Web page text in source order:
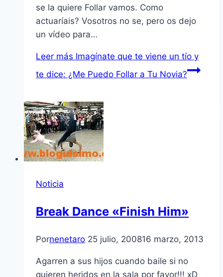
se la quiere Follar vamos. Como
actuaríais? Vosotros no se, pero os dejo
un vídeo para…
Leer más Imagínate que te viene un tío y
te dice: ¿Me Puedo Follar a Tu Novia?
Noticia
Break Dance «Finish Him»
Pornenetaro 25 julio, 200816 marzo, 2013
Agarren a sus hijos cuando baile si no
quieren heridos en la sala por favor!!! xD